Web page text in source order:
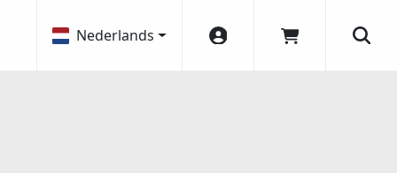
Nederlands Account Winkelwagen